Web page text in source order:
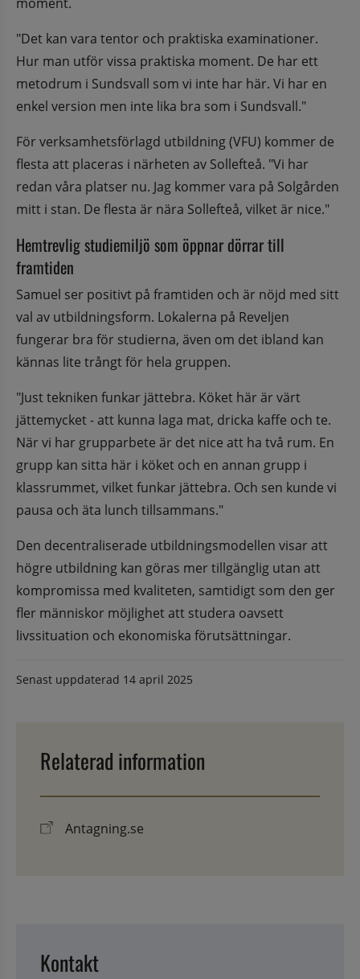
"Det kan vara tentor och praktiska examinationer.
Hur man utför vissa praktiska moment. De har ett
metodrum i Sundsvall som vi inte har här. Vi har en
enkel version men inte lika bra som i Sundsvall."
För verksamhetsförlagd utbildning (VFU) kommer de
flesta att placeras i närheten av Sollefteå. "Vi har
redan våra platser nu. Jag kommer vara på Solgården
mitt i stan. De flesta är nära Sollefteå, vilket är nice."
Hemtrevlig studiemiljö som öppnar dörrar till
framtiden
Samuel ser positivt på framtiden och är nöjd med sitt
val av utbildningsform. Lokalerna på Reveljen
fungerar bra för studierna, även om det ibland kan
kännas lite trångt för hela gruppen.
"Just tekniken funkar jättebra. Köket här är värt
jättemycket - att kunna laga mat, dricka kaffe och te.
När vi har grupparbete är det nice att ha två rum. En
grupp kan sitta här i köket och en annan grupp i
klassrummet, vilket funkar jättebra. Och sen kunde vi
pausa och äta lunch tillsammans."
Den decentraliserade utbildningsmodellen visar att
högre utbildning kan göras mer tillgänglig utan att
kompromissa med kvaliteten, samtidigt som den ger
fler människor möjlighet att studera oavsett
livssituation och ekonomiska förutsättningar.
Senast uppdaterad 14 april 2025
Relaterad information
Antagning.se
Kontakt